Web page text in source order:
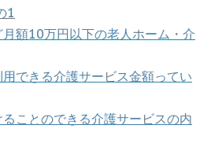
1
額10万円以下の老人ホーム・介
できる介護サービス金額ってい
ことのできる介護サービスの内